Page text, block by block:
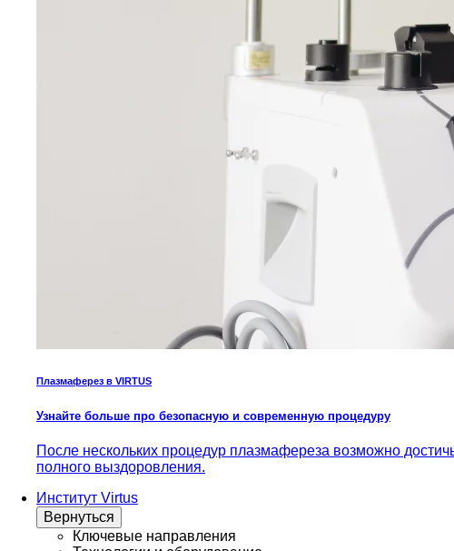
Плазмаферез в VIRTUS
Узнайте больше про безопасную и современную процедуру
После нескольких процедур плазмафереза возможно
полного выздоровления.
Институт Virtus
Вернуться
Ключевые направления